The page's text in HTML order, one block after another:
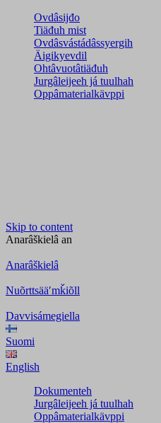
Ovdâsijđo
Tiäđuh mist
Ovdâsvástádâssyergih
Äigikyevdil
Ohtâvuotâtiäđuh
Jurgâleijeeh já tuulhah
Oppâmaterialkävppi
Skip to content
Anarâškielâ an
Anarâškielâ
Nuõrttsääʹmǩiõll
Davvisámegiella
Suomi
English
Dokumenteh
Jurgâleijeeh já tuulhah
Oppâmaterialkävppi